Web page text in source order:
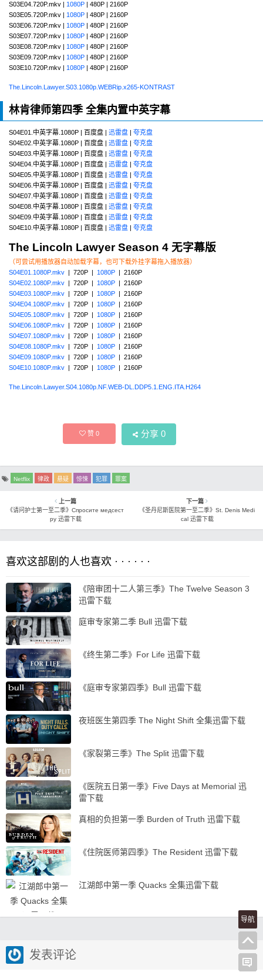
S03E04.720P.mkv | 1080P | 480P | 2160P
S03E05.720P.mkv | 1080P | 480P | 2160P
S03E06.720P.mkv | 1080P | 480P | 2160P
S03E07.720P.mkv | 1080P | 480P | 2160P
S03E08.720P.mkv | 1080P | 480P | 2160P
S03E09.720P.mkv | 1080P | 480P | 2160P
S03E10.720P.mkv | 1080P | 480P | 2160P
The.Lincoln.Lawyer.S03.1080p.WEBRip.x265-KONTRAST
林肯律师第四季 全集内置中英字幕
S04E01.中英字幕.1080P | 百度盘 | 迅雷盘 | 夸克盘
S04E02.中英字幕.1080P | 百度盘 | 迅雷盘 | 夸克盘
S04E03.中英字幕.1080P | 百度盘 | 迅雷盘 | 夸克盘
S04E04.中英字幕.1080P | 百度盘 | 迅雷盘 | 夸克盘
S04E05.中英字幕.1080P | 百度盘 | 迅雷盘 | 夸克盘
S04E06.中英字幕.1080P | 百度盘 | 迅雷盘 | 夸克盘
S04E07.中英字幕.1080P | 百度盘 | 迅雷盘 | 夸克盘
S04E08.中英字幕.1080P | 百度盘 | 迅雷盘 | 夸克盘
S04E09.中英字幕.1080P | 百度盘 | 迅雷盘 | 夸克盘
S04E10.中英字幕.1080P | 百度盘 | 迅雷盘 | 夸克盘
The Lincoln Lawyer Season 4 无字幕版
（可尝试用播放器自动加载字幕，也可下载外挂字幕拖入播放器）
S04E01.1080P.mkv | 720P | 1080P | 2160P
S04E02.1080P.mkv | 720P | 1080P | 2160P
S04E03.1080P.mkv | 720P | 1080P | 2160P
S04E04.1080P.mkv | 720P | 1080P | 2160P
S04E05.1080P.mkv | 720P | 1080P | 2160P
S04E06.1080P.mkv | 720P | 1080P | 2160P
S04E07.1080P.mkv | 720P | 1080P | 2160P
S04E08.1080P.mkv | 720P | 1080P | 2160P
S04E09.1080P.mkv | 720P | 1080P | 2160P
S04E10.1080P.mkv | 720P | 1080P | 2160P
The.Lincoln.Lawyer.S04.1080p.NF.WEB-DL.DDP5.1.ENG.ITA.H264
赞0 分享 0
Netflix 律政 悬疑 惊悚 犯罪 罪案
上一篇
《请问护士第一至二季》Спросите медсест
ру 迅雷下载
下一篇
《圣丹尼斯医院第一至二季》St. Denis Medi
cal 迅雷下载
喜欢这部剧的人也喜欢 · · · · · ·
《陪审团十二人第三季》The Twelve Season 3
迅雷下载
庭审专家第二季 Bull 迅雷下载
《终生第二季》For Life 迅雷下载
《庭审专家第四季》Bull 迅雷下载
夜班医生第四季 The Night Shift 全集迅雷下载
《家裂第三季》The Split 迅雷下载
《医院五日第一季》Five Days at Memorial 迅
雷下载
真相的负担第一季 Burden of Truth 迅雷下载
《住院医师第四季》The Resident 迅雷下载
江湖郎中第一季 Quacks 全集迅雷下载
发表评论
导航